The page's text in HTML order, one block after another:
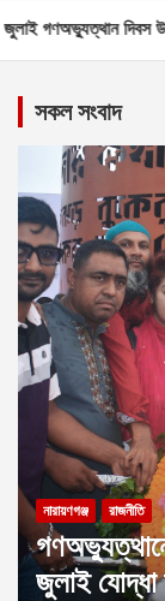
নারায়ণগঞ্জে ১১
সকল সংবাদ
নারায়ণগঞ্জ রাজনীতি
জুলাই
১১ দলীয়